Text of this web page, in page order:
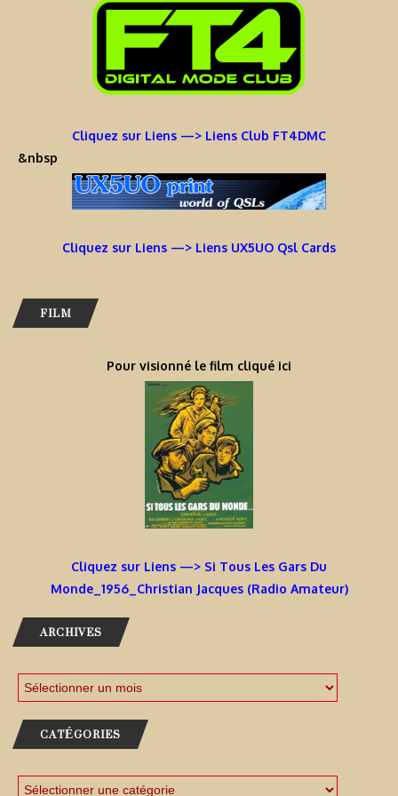
Cliquez sur Liens —> Liens Club FT4DMC
&nbsp
Cliquez sur Liens —> Liens UX5UO Qsl Cards
FILM
Pour visionné le film cliqué ici
Cliquez sur Liens —> Si Tous Les Gars Du
Monde_1956_Christian Jacques (Radio Amateur)
ARCHIVES
CATÉGORIES